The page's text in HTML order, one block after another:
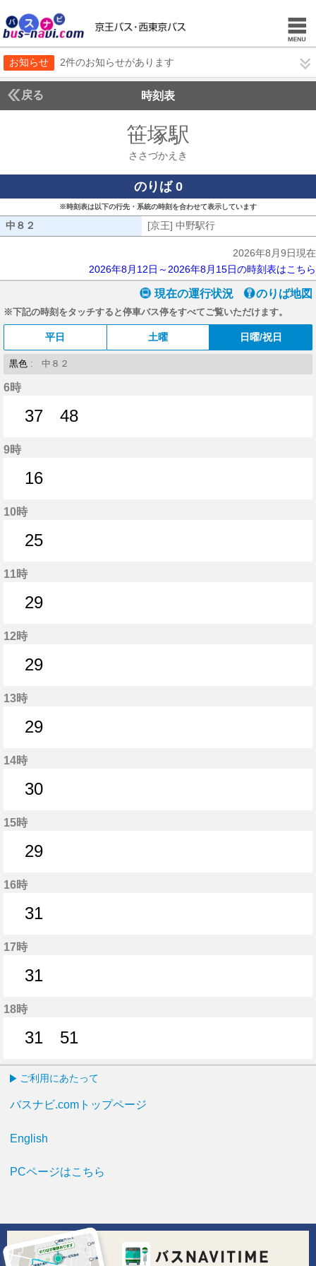
お知らせ 2件のお知らせがあります
戻る 時刻表
笹塚駅
ささづかえき
のりば 0
※時刻表は以下の行先・系統の時刻を合わせて表示しています
中８２ [京王] 中野駅行
2026年8月9日現在
2026年8月12日～2026年8月15日の時刻表はこちら
現在の運行状況 のりば地図
※下記の時刻をタッチすると停車バス停をすべてご覧いただけます。
平日 土曜 日曜/祝日
黒色 : 中８２
6時
37
48
9時
16
10時
25
11時
29
12時
29
13時
29
14時
30
15時
29
16時
31
17時
31
18時
31
51
ご利用にあたって
バスナビ.comトップページ
English
PCページはこちら